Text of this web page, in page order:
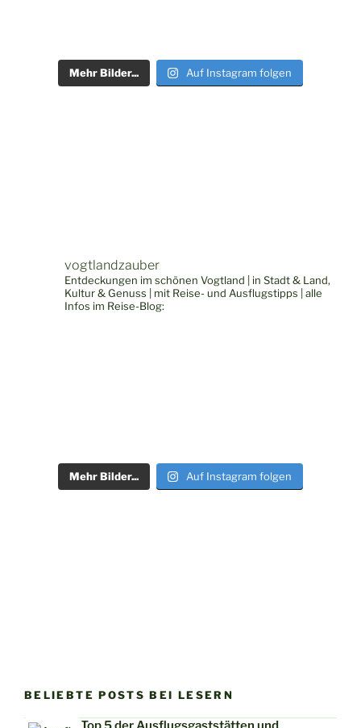
Mehr Bilder... Auf Instagram folgen
vogtlandzauber
Entdeckungen im schönen Vogtland | in Stadt & Land,
Kultur & Genuss | mit Reise- und Ausflugstipps | alle
Infos im Reise-Blog:
Mehr Bilder... Auf Instagram folgen
BELIEBTE POSTS BEI LESERN